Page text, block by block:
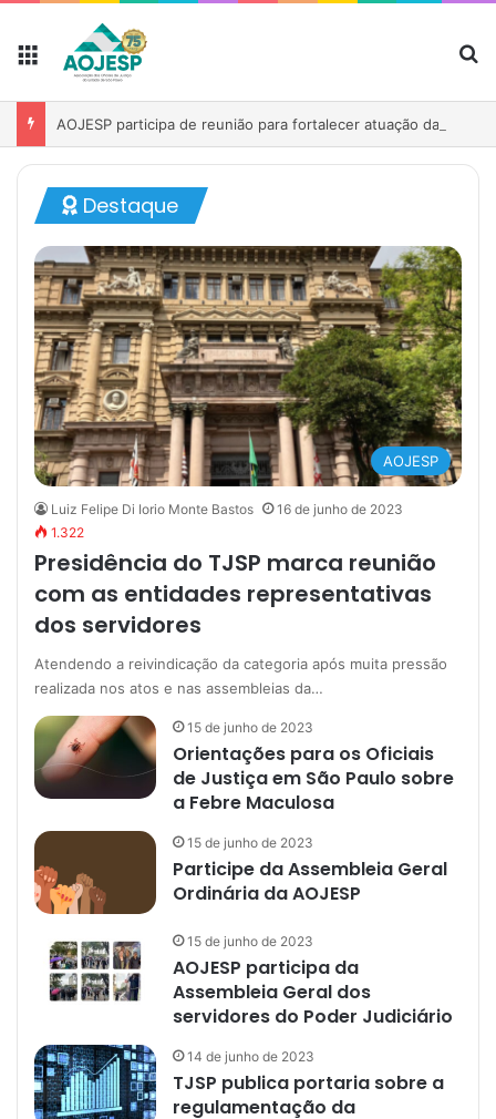
Destaque
AOJESP
Luiz Felipe Di Iorio Monte Bastos
16 de junho de 2023
1.322
Presidência do TJSP marca reunião
com as entidades representativas
dos servidores
Atendendo a reivindicação da categoria após muita pressão
realizada nos atos e nas assembleias da…
15 de junho de 2023
Orientações para os Oficiais
de Justiça em São Paulo sobre
a Febre Maculosa
15 de junho de 2023
Participe da Assembleia Geral
Ordinária da AOJESP
15 de junho de 2023
AOJESP participa da
Assembleia Geral dos
servidores do Poder Judiciário
14 de junho de 2023
TJSP publica portaria sobre a
regulamentação da